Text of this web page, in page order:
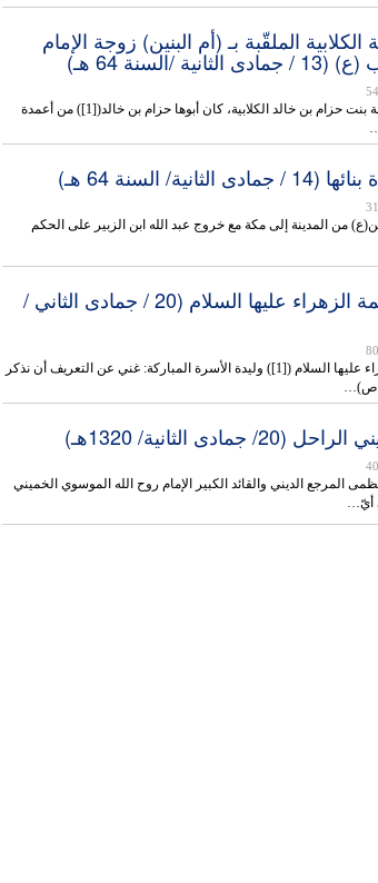
الملقّبة بـ (أم البنين) زوجة الإمام
/السنة 64 هـ)
نسبها الشريف: هي فاطمة بنت حزام بن خالد الكلابية، كان أبوها حزام بن خالد([1]) من أعمدة
السنة 64 هـ)
من المدينة إلى مكة مع خروج عبد الله ابن الزبير على الحكم
ميلاد السيدة فاطمة الزهراء عليها السلام (20 / جمادى الثاني /
ميلاد السيدة فاطمة الزهراء عليها السلام ([1]) وليدة الأسرة المباركة: غني عن التعريف أن نذكر
الثانية/ 1320هـ)
المرجع الديني والقائد الكبير الإمام روح الله الموسوي الخميني
أيّ…